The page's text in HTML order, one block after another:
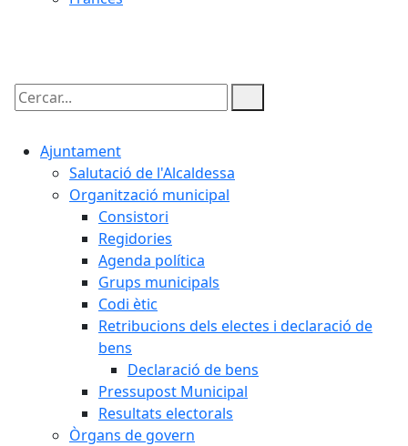
Cercar:
Ajuntament
Salutació de l'Alcaldessa
Organització municipal
Consistori
Regidories
Agenda política
Grups municipals
Codi ètic
Retribucions dels electes i declaració de
bens
Declaració de bens
Pressupost Municipal
Resultats electorals
Òrgans de govern